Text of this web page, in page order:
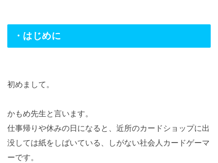
・はじめに
初めまして。
かもめ先生と言います。
仕事帰りや休みの日になると、近所のカードショップに出
没しては紙をしばいている、しがない社会人カードゲーマ
ーです。